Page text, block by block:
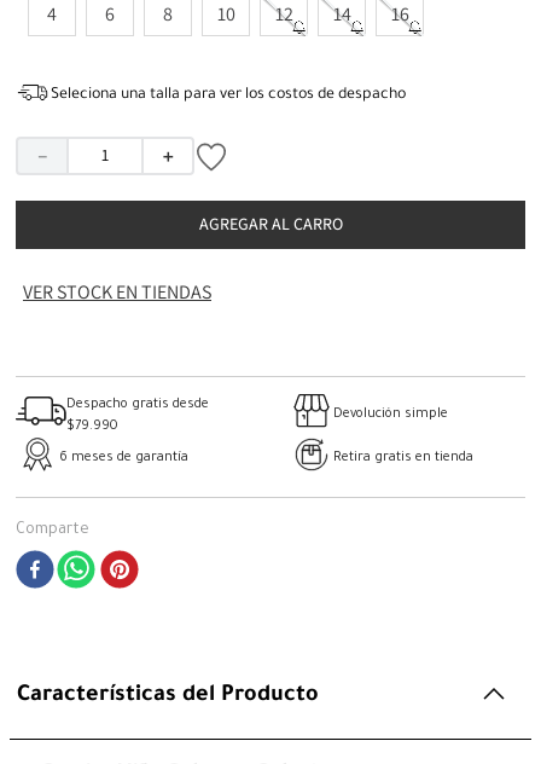
4 6 8 10 12 14 16
Seleciona una talla para ver los costos de despacho
＋
－
AGREGAR AL CARRO
VER STOCK EN TIENDAS
Despacho gratis desde
$79.990
Devolución simple
6 meses de garantía Retira gratis en tienda
Comparte
Características del Producto